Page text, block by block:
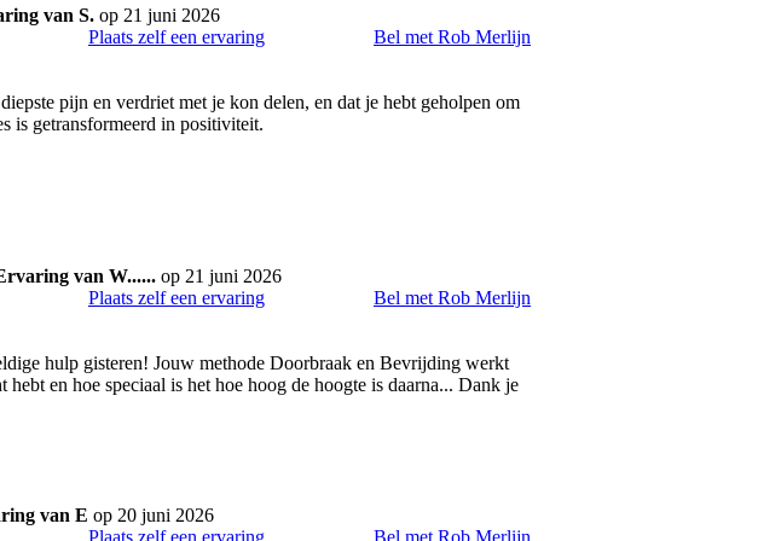
van S. op 21 juni 2026
Plaats zelf een ervaring
Bel met Rob Merlijn
pijn en verdriet met je kon delen, en dat je hebt geholpen om
is getransformeerd in positiviteit.
van W...... op 21 juni 2026
Plaats zelf een ervaring
Bel met Rob Merlijn
hulp gisteren! Jouw methode Doorbraak en Bevrijding werkt
en hoe speciaal is het hoe hoog de hoogte is daarna... Dank je
van E op 20 juni 2026
Plaats zelf een ervaring
Bel met Rob Merlijn